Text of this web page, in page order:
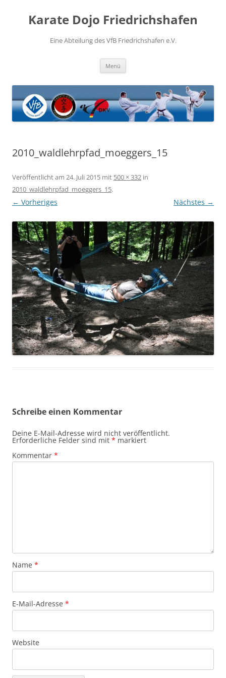
springenKarate Dojo Friedrichshafen
Eine Abteilung des VfB Friedrichshafen e.V.
Menü
2010_waldlehrpfad_moeggers_15
Veröffentlicht am 24. Juli 2015 mit 500 × 332 in
2010_waldlehrpfad_moeggers_15.
← Vorheriges Nächstes →
Schreibe einen Kommentar
Deine E-Mail-Adresse wird nicht veröffentlicht.
Erforderliche Felder sind mit * markiert
Kommentar *
Name *
E-Mail-Adresse *
Website